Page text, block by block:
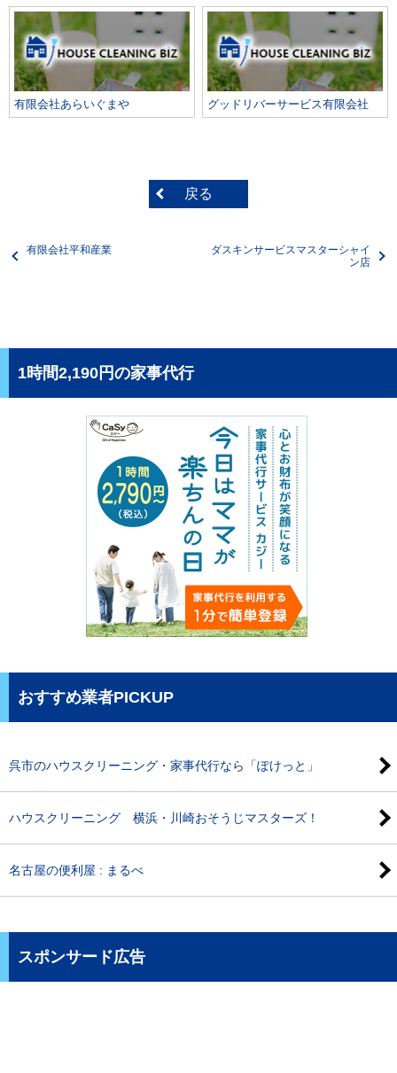
有限会社あらいぐまや グッドリバーサービス有限会社
戻る
有限会社平和産業
ダスキンサービスマスターシャイ
ン店
1時間2,190円の家事代行
おすすめ業者PICKUP
呉市のハウスクリーニング・家事代行なら「ぽけっと」
ハウスクリーニング 横浜・川崎おそうじマスターズ！
名古屋の便利屋 : まるべ
スポンサード広告